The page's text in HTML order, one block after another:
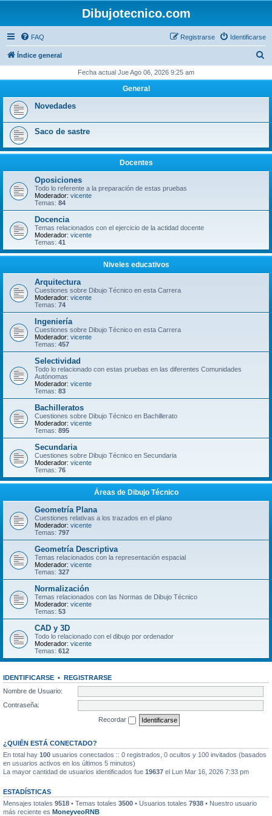
Dibujotecnico.com
FAQ Identificarse
Registrarse
Índice general
c
Fecha actual Jue Ago 06, 2026 9:25 am
General
Novedades
Saco de sastre
Docentes
Oposiciones
Todo lo referente a la preparación de estas pruebas
Moderador: vicente
Temas: 84
Docencia
Temas relacionados con el ejercicio de la actidad docente
Moderador: vicente
Temas: 41
Niveles educativos
Arquitectura
Cuestiones sobre Dibujo Técnico en esta Carrera
Moderador: vicente
Temas: 74
Ingeniería
Cuestiones sobre Dibujo Técnico en esta Carrera
Moderador: vicente
Temas: 457
Selectividad
Todo lo relacionado con estas pruebas en las diferentes Comunidades
Autónomas
Moderador: vicente
Temas: 83
Bachilleratos
Cuestiones sobre Dibujo Técnico en Bachillerato
Moderador: vicente
Temas: 895
Secundaria
Cuestiones sobre Dibujo Técnico en Secundaria
Moderador: vicente
Temas: 76
Áreas de Dibujo Técnico
Geometría Plana
Cuestiones relativas a los trazados en el plano
Moderador: vicente
Temas: 797
Geometría Descriptiva
Temas relacionados con la representación espacial
Moderador: vicente
Temas: 327
Normalización
Temas relacionados con las Normas de Dibujo Técnico
Moderador: vicente
Temas: 53
CAD y 3D
Todo lo relacionado con el dibujo por ordenador
Moderador: vicente
Temas: 612
IDENTIFICARSE • REGISTRARSE
Nombre de Usuario:
Contraseña:
Recordar
¿QUIÉN ESTÁ CONECTADO?
En total hay 100 usuarios conectados :: 0 registrados, 0 ocultos y 100 invitados (basados
en usuarios activos en los últimos 5 minutos)
La mayor cantidad de usuarios identificados fue 19637 el Lun Mar 16, 2026 7:33 pm
ESTADÍSTICAS
Mensajes totales 9518 • Temas totales 3500 • Usuarios totales 7938 • Nuestro usuario
más reciente es MoneyveoRNB